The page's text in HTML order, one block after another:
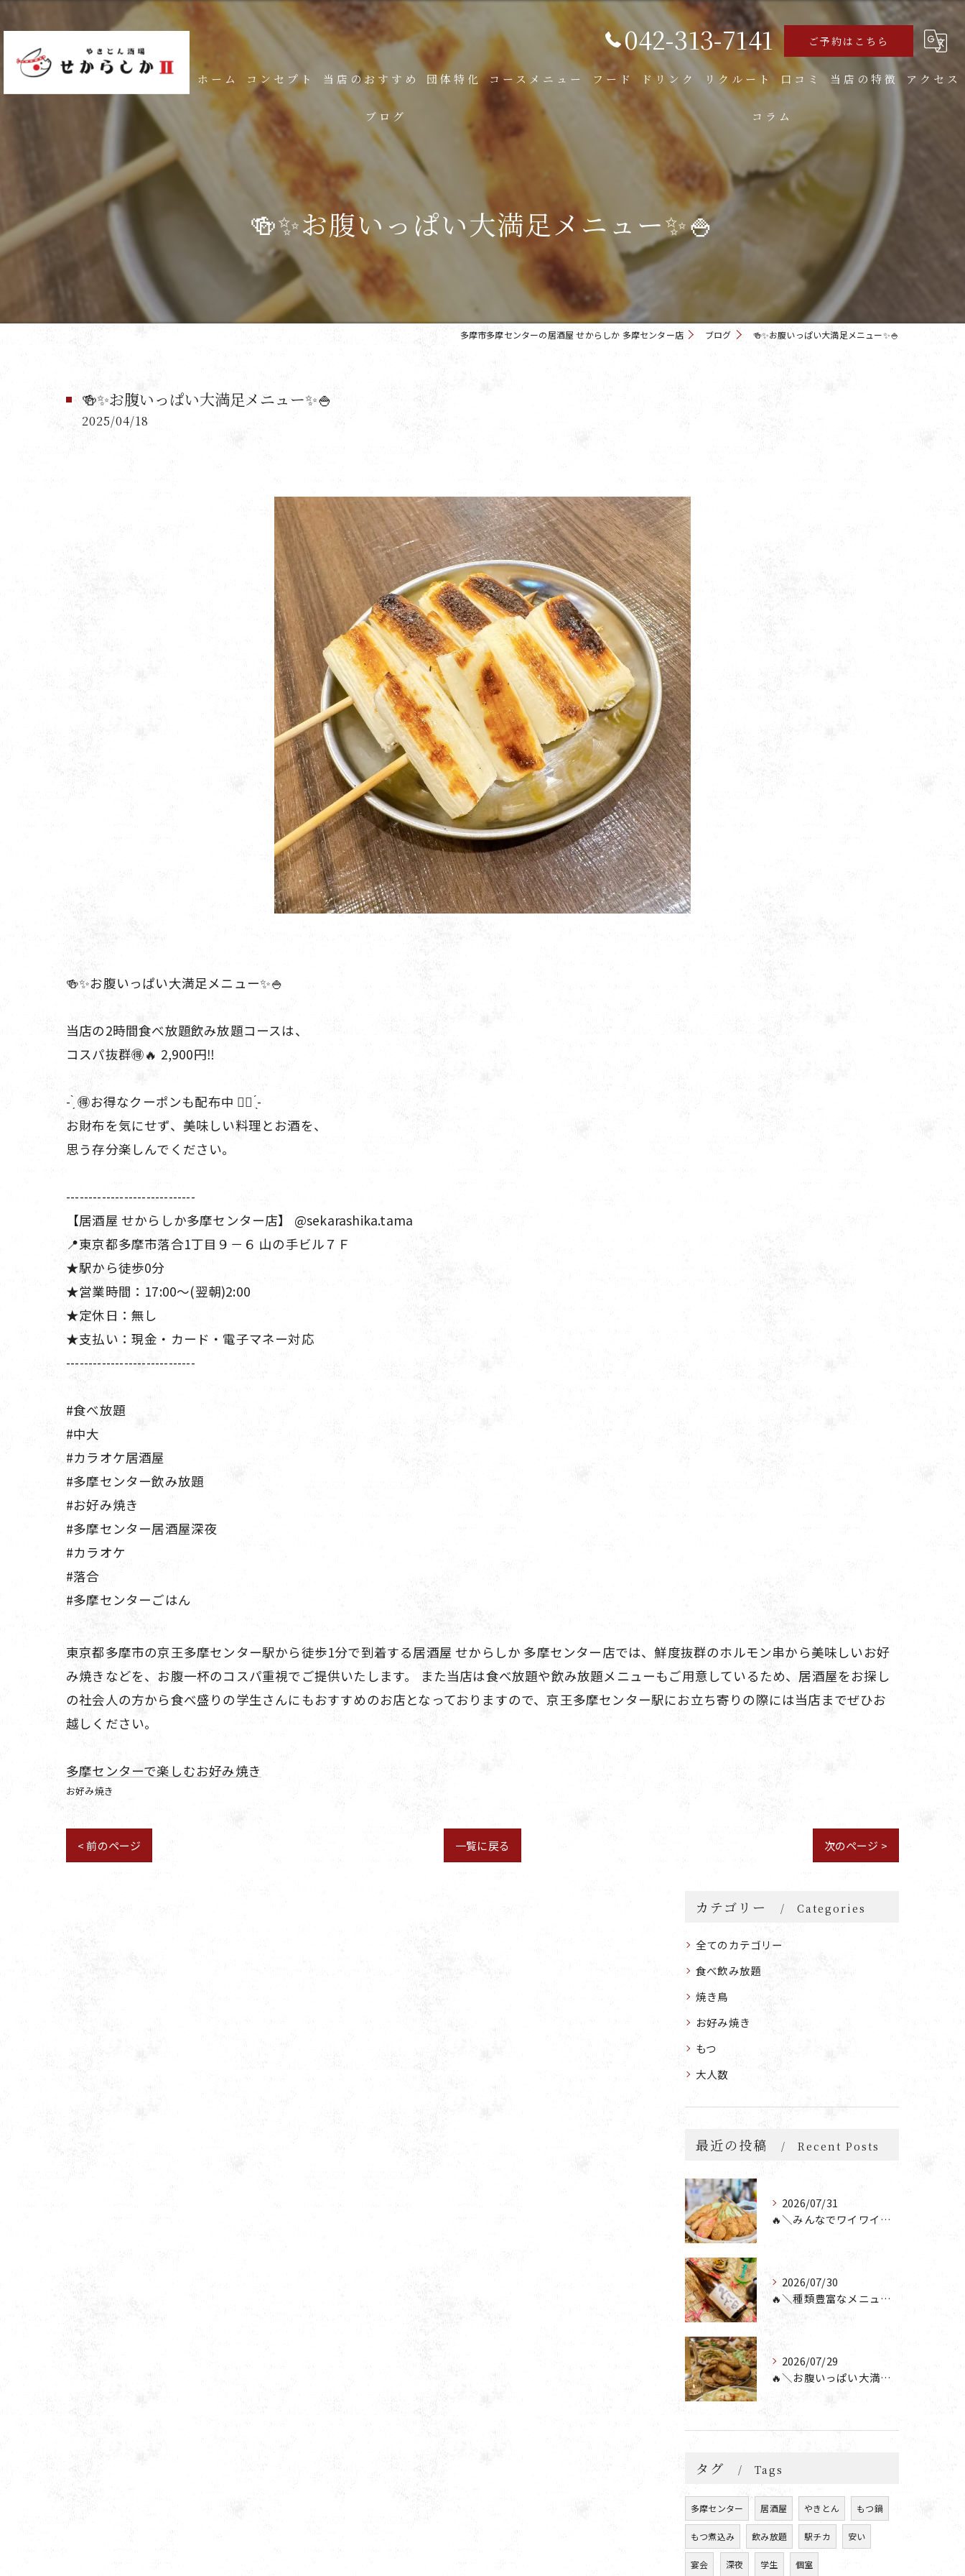
042-313-7141 ご予約はこちら
ホーム コンセプト 当店のおすすめ 団体特化 コースメニュー フード ドリンク リクルート 口コミ 当店の特徴
お好み焼き
もつ
大人数
アクセス
ブログ コラム
🍻✨お腹いっぱい大満足メニュー✨🍚
多摩市多摩センターの居酒屋 せからしか 多摩センター店 ブログ 🍻✨お腹いっぱい大満足メニュー✨🍚
🍻✨お腹いっぱい大満足メニュー✨🍚
2025/04/18
🍻✨お腹いっぱい大満足メニュー✨🍚
当店の2時間食べ放題飲み放題コースは、
コスパ抜群🉐🔥 2,900円‼️
- ̗̀ 🉐お得なクーポンも配布中 ︎👍🏻 ̖́-
お財布を気にせず、美味しい料理とお酒を、
思う存分楽しんでください。
-----------------------------
【居酒屋 せからしか多摩センター店】 @sekarashika.tama
📍東京都多摩市落合1丁目９－６ 山の手ビル７Ｆ
★駅から徒歩0分
★営業時間：17:00～(翌朝)2:00
★定休日：無し
★支払い：現金・カード・電子マネー対応
-----------------------------
#食べ放題
#中大
#カラオケ居酒屋
#多摩センター飲み放題
#お好み焼き
#多摩センター居酒屋深夜
#カラオケ
#落合
#多摩センターごはん
東京都多摩市の京王多摩センター駅から徒歩1分で到着する居酒屋 せからしか 多摩センター店では、鮮度抜群のホルモン串から美味しいお好
み焼きなどを、お腹一杯のコスパ重視でご提供いたします。 また当店は食べ放題や飲み放題メニューもご用意しているため、居酒屋をお探し
の社会人の方から食べ盛りの学生さんにもおすすめのお店となっておりますので、京王多摩センター駅にお立ち寄りの際には当店までぜひお
越しください。
多摩センターで楽しむお好み焼き
お好み焼き
< 前のページ 一覧に戻る 次のページ >
カテゴリー Categories
全てのカテゴリー
食べ飲み放題
焼き鳥
お好み焼き
もつ
大人数
最近の投稿 Recent Posts
2026/07/31
🔥＼みんなでワイワイ楽しもう🎉／🔥
2026/07/30
🔥＼種類豊富なメニュー！／🔥
2026/07/29
🔥＼お腹いっぱい大満足💯／🔥
タグ Tags
多摩センター 居酒屋 やきとん もつ鍋
もつ煮込み 飲み放題 駅チカ 安い
宴会 深夜 学生 個室